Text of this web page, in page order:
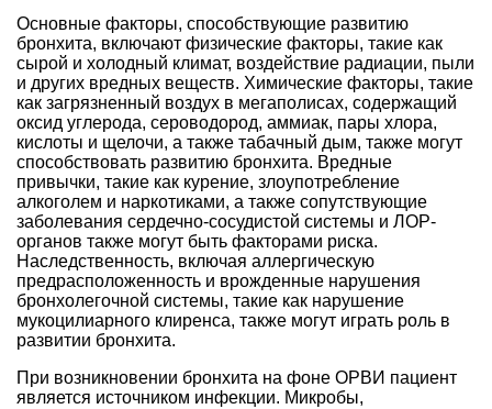
Основные факторы, способствующие развитию
бронхита, включают физические факторы, такие как
сырой и холодный климат, воздействие радиации, пыли
и других вредных веществ. Химические факторы, такие
как загрязненный воздух в мегаполисах, содержащий
оксид углерода, сероводород, аммиак, пары хлора,
кислоты и щелочи, а также табачный дым, также могут
способствовать развитию бронхита. Вредные
привычки, такие как курение, злоупотребление
алкоголем и наркотиками, а также сопутствующие
заболевания сердечно-сосудистой системы и ЛОР-
органов также могут быть факторами риска.
Наследственность, включая аллергическую
предрасположенность и врожденные нарушения
бронхолегочной системы, такие как нарушение
мукоцилиарного клиренса, также могут играть роль в
развитии бронхита.
При возникновении бронхита на фоне ОРВИ пациент
является источником инфекции. Микробы,